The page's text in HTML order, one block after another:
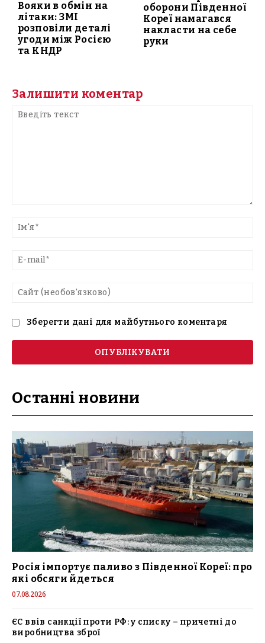
Вояки в обмін на
літаки: ЗМІ
розповіли деталі
угоди між Росією
та КНДР
оборони Південної
Кореї намагався
накласти на себе
руки
Залишити коментар
текст
Зберегти дані для майбутнього коментаря
Останні новини
Росія імпортує паливо з Південної Кореї: про
які обсяги йдеться
07.08.2026
ЄС ввів санкції проти РФ: у списку – причетні до
виробництва зброї